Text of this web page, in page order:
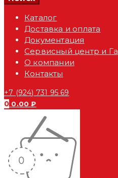
Каталог
Доставка и оплата
Документация
Сервисный центр и
О компании
Контакты
+7 (924) 731 95 69
0 0.00₽